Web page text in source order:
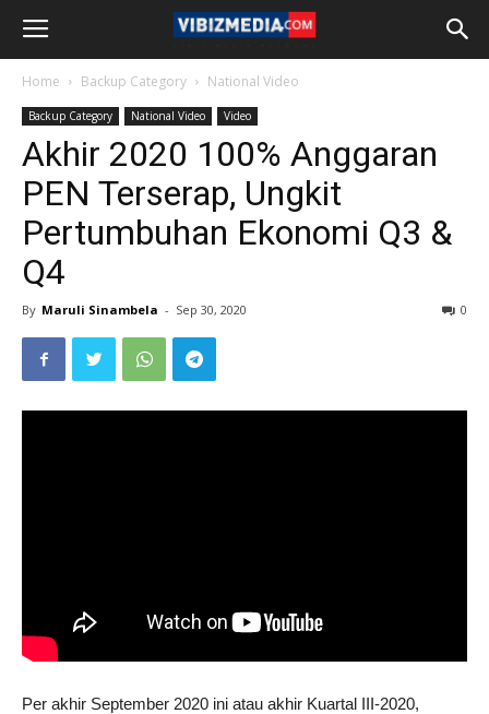
Home Backup Category National Video
Backup Category National Video Video
Akhir 2020 100% Anggaran
PEN Terserap, Ungkit
Pertumbuhan Ekonomi Q3 &
Q4
By Maruli Sinambela - Sep 30, 2020 0
Per akhir September 2020 ini atau akhir Kuartal III-2020,